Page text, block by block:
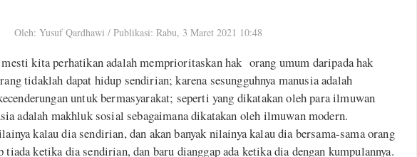
Oleh: Yusuf Qardhawi / Publikasi: Rabu, 3 Maret 2021 10:48
kita perhatikan adalah memprioritaskan hak orang umum daripada hak
tidaklah dapat hidup sendirian; karena sesungguhnya manusia adalah
untuk bermasyarakat; seperti yang dikatakan oleh para ilmuwan
adalah makhluk sosial sebagaimana dikatakan oleh ilmuwan modern.
kalau dia sendirian, dan akan banyak nilainya kalau dia bersama-sama orang
ketika dia sendirian, dan baru dianggap ada ketika dia dengan kumpulannya.